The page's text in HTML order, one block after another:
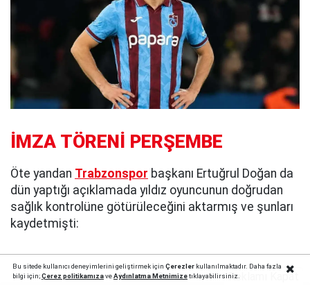
İMZA TÖRENİ PERŞEMBE
Öte yandan Trabzonspor başkanı Ertuğrul Doğan da
dün yaptığı açıklamada yıldız oyuncunun doğrudan
sağlık kontrolüne götürüleceğini aktarmış ve şunları
kaydetmişti:
Haberin Devamı
Bu sitede kullanıcı deneyimlerini geliştirmek için Çerezlerkullanılmaktadır. Daha fazla
bilgi için;Çerez politikamızaveAydınlatma Metnimizetıklayabilirsiniz.Reklamı Kapat